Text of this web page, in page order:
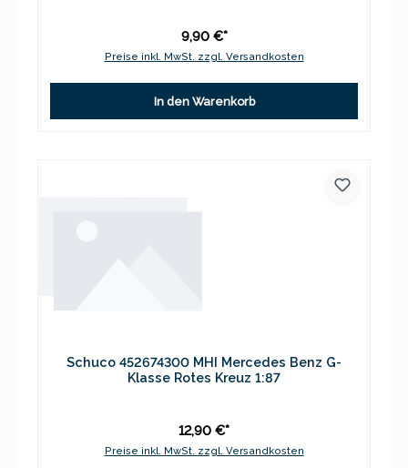
9,90 €*
Preise inkl. MwSt. zzgl. Versandkosten
In den Warenkorb
Schuco 452674300 MHI Mercedes Benz G-
Klasse Rotes Kreuz 1:87
12,90 €*
Preise inkl. MwSt. zzgl. Versandkosten